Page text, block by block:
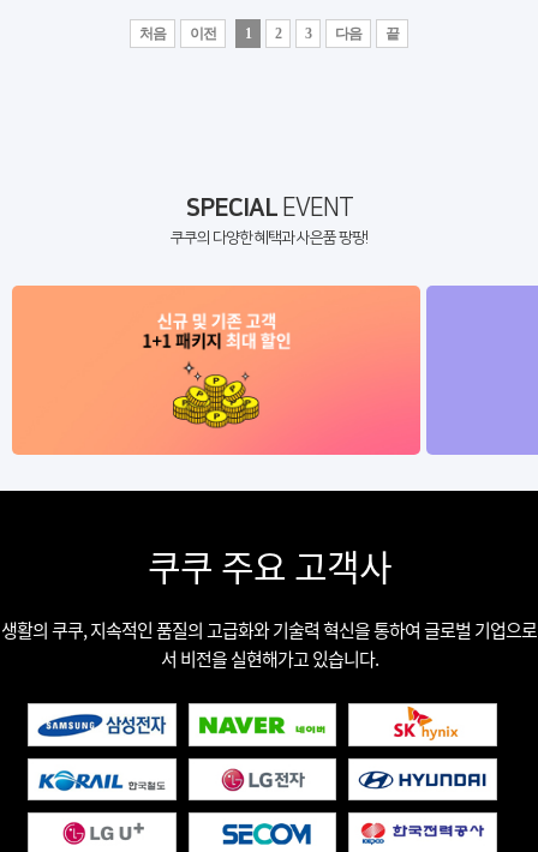
처음 이전 1 2 3 다음 끝
SPECIALEVENT
쿠쿠의 다양한 혜택과 사은품 팡팡!
쿠쿠 주요 고객사
생활의 쿠쿠, 지속적인 품질의 고급화와 기술력 혁신을 통하여 글로벌 기업으로
서 비전을 실현해가고 있습니다.